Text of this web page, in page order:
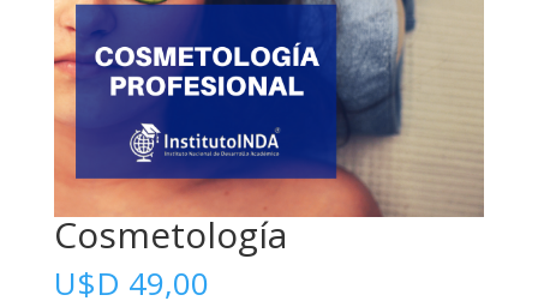
Cosmetología
U$D 49,00